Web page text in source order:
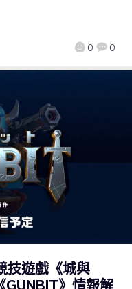
0 0
技遊戲《城與
GUNBIT》情報解